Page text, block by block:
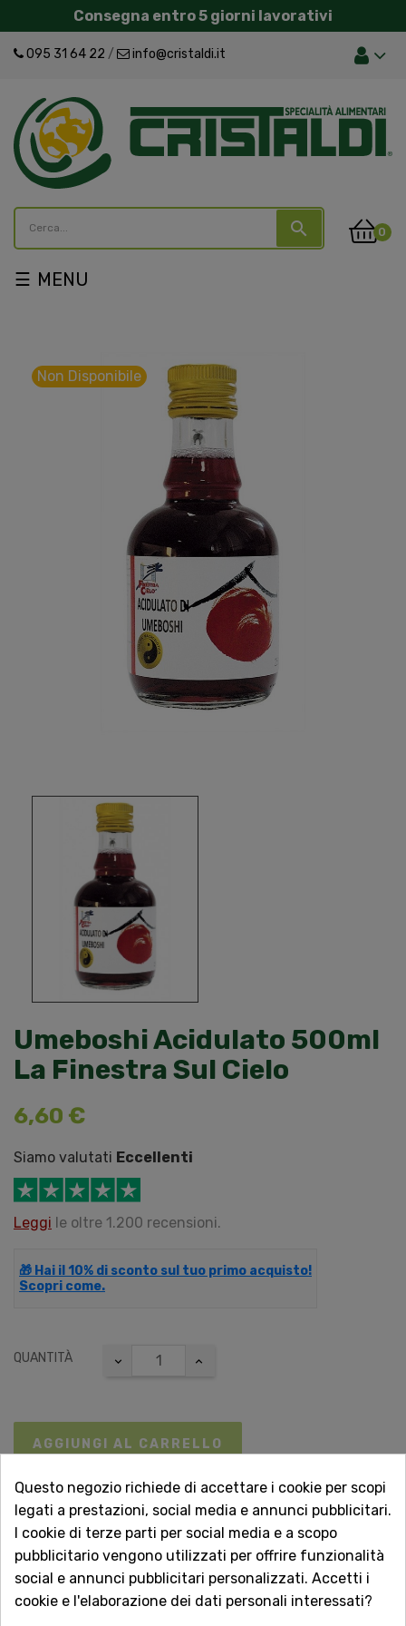
Consegna entro 5 giorni lavorativi
095 31 64 22 / info@cristaldi.it
search 0
navigazione
☰
Non Disponibile
Umeboshi Acidulato 500ml
La Finestra Sul Cielo
6,60 €
Siamo valutati Eccellenti
Leggi le oltre 1.200 recensioni.
🎁 Hai il 10% di sconto sul tuo primo acquisto!
Scopri come.
QUANTITÀ
AGGIUNGI AL CARRELLO
Non disponibile
Vuoi essere avvisato quando torna disponibile?
Inserisci la tua email.
Questo negozio richiede di accettare i cookie per scopi
legati a prestazioni, social media e annunci pubblicitari.
I cookie di terze parti per social media e a scopo
pubblicitario vengono utilizzati per offrire funzionalità
social e annunci pubblicitari personalizzati. Accetti i
cookie e l'elaborazione dei dati personali interessati?